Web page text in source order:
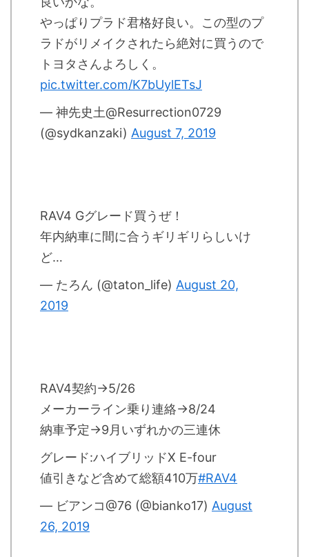
やっぱりプラド君格好良い。この型のプ
ラドがリメイクされたら絶対に買うので
トヨタさんよろしく。
pic.twitter.com/K7bUylETsJ
— 神先史土@Resurrection0729
(@sydkanzaki) August 7, 2019
RAV4 Gグレード買うぜ！
年内納車に間に合うギリギリらしいけ
ど…
— たろん (@taton_life) August 20,
2019
RAV4契約→5/26
メーカーライン乗り連絡→8/24
納車予定→9月いずれかの三連休
グレード:ハイブリッドX E-four
値引きなど含めて総額410万#RAV4
— ビアンコ@76 (@bianko17) August
26, 2019